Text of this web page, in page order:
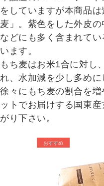
をしていますが本商品
麦」。紫色をした外皮
などにも多く含まれて
います。
もち麦はお米1合に対し
れ、水加減を少し多めに
徐々にもち麦の割合を
ットでお届けする国東
がり下さい。